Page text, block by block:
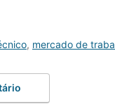
, mercado de